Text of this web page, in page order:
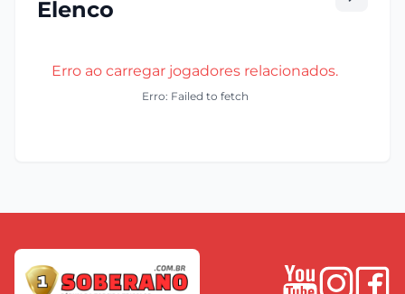
Elenco
Erro ao carregar jogadores relacionados.
Erro: Failed to fetch